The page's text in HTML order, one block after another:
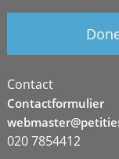
Contact
Contactformulier
020 7854412